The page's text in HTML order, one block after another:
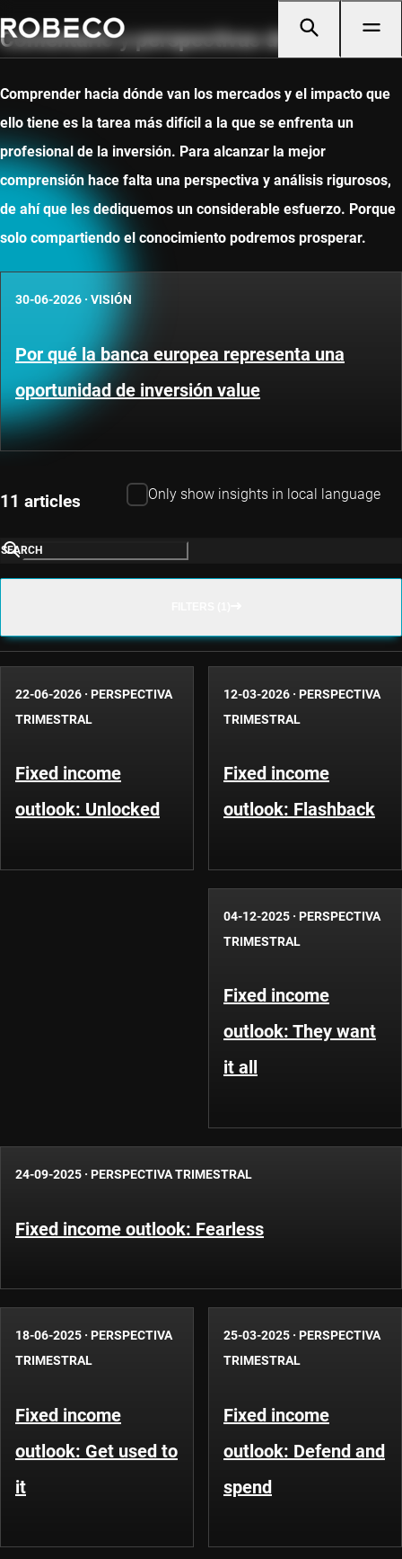
Comentario y perspectivas de mercado
Comprender hacia dónde van los mercados y el impacto que
ello tiene es la tarea más difícil a la que se enfrenta un
profesional de la inversión. Para alcanzar la mejor
comprensión hace falta una perspectiva y análisis rigurosos,
de ahí que les dediquemos un considerable esfuerzo. Porque
solo compartiendo el conocimiento podremos prosperar.
30-06-2026 · VISIÓN
Por qué la banca europea representa una
oportunidad de inversión value
11 articles Only show insights in local language
SEARCH
22-06-2026 · PERSPECTIVA
TRIMESTRAL
Fixed income
outlook: Unlocked
12-03-2026 · PERSPECTIVA
TRIMESTRAL
Fixed income
outlook: Flashback
04-12-2025 · PERSPECTIVA
TRIMESTRAL
Fixed income
outlook: They want
it all
24-09-2025 · PERSPECTIVA TRIMESTRAL
Fixed income outlook: Fearless
18-06-2025 · PERSPECTIVA
TRIMESTRAL
Fixed income
outlook: Get used to
it
25-03-2025 · PERSPECTIVA
TRIMESTRAL
Fixed income
outlook: Defend and
spend